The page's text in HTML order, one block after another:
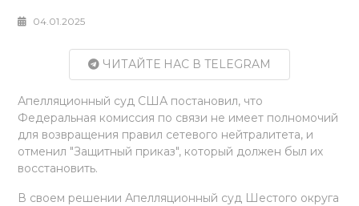
04.01.2025
ЧИТАЙТЕ НАС В TELEGRAM
Апелляционный суд США постановил, что
Федеральная комиссия по связи не имеет полномочий
для возвращения правил сетевого нейтралитета, и
отменил "Защитный приказ", который должен был их
восстановить.
В своем решении Апелляционный суд Шестого округа